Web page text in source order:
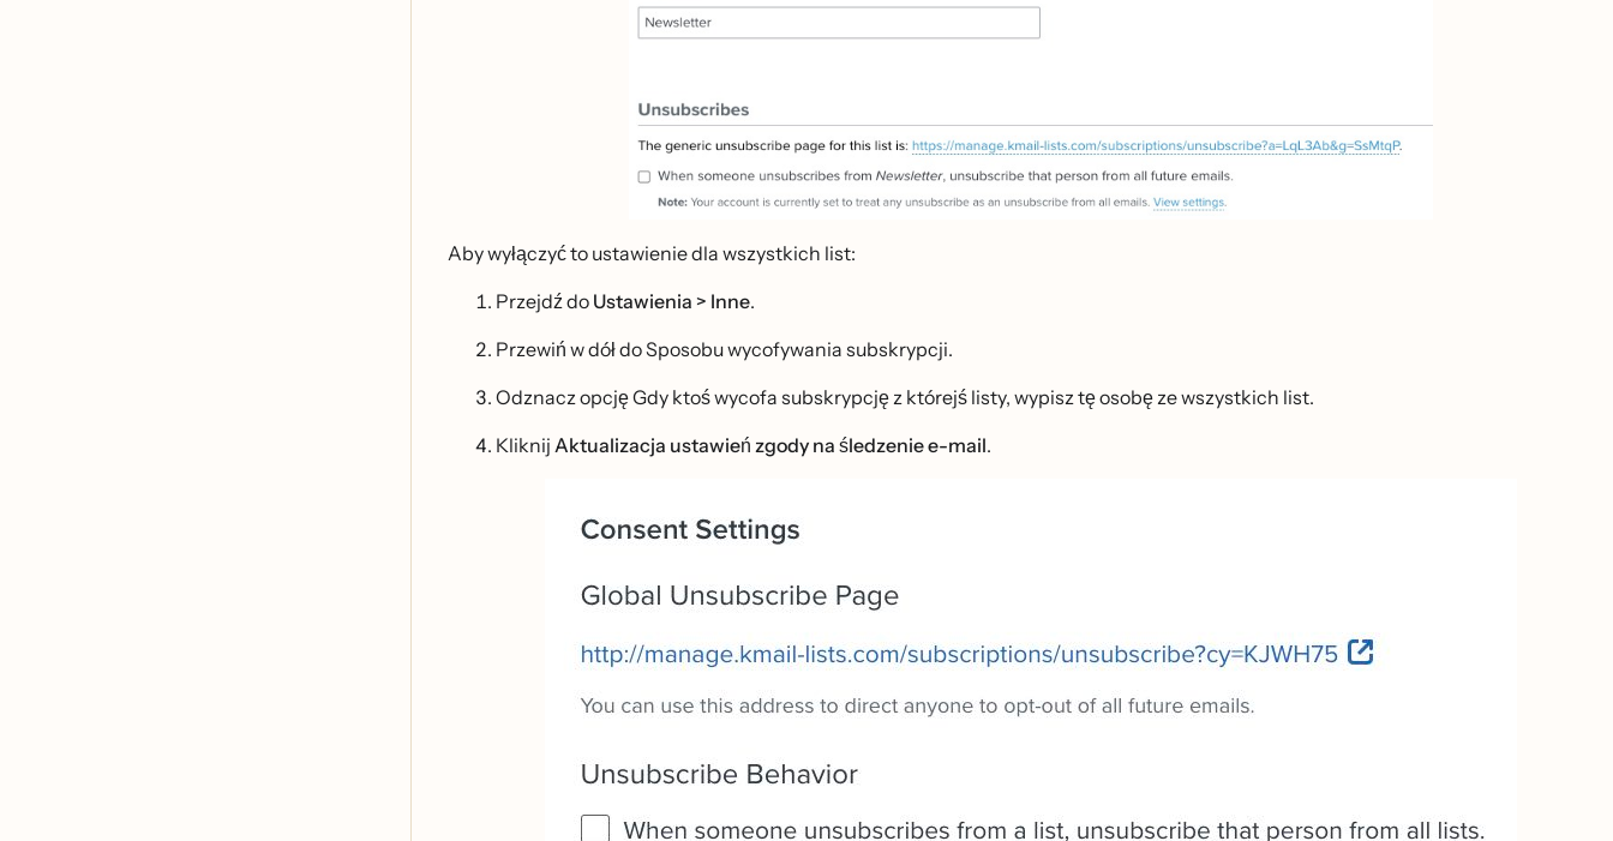
Aby wyłączyć to ustawienie dla wszystkich list:
Przejdź do Ustawienia > Inne.
Przewiń w dół do Sposobu wycofywania subskrypcji.
Odznacz opcję Gdy ktoś wycofa subskrypcję z którejś listy, wypisz tę osobę ze wszystkich list.
Kliknij Aktualizacja ustawień zgody na śledzenie e-mail.